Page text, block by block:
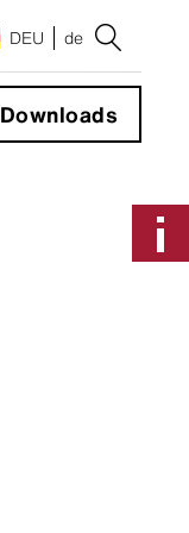
DEU de
Downloads